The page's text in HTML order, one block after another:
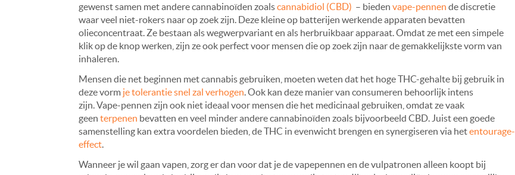
gewenst samen met andere cannabinoïden zoalscannabidiol (CBD) – bieden vape-pennen de discretie
waar veel niet-rokers naar op zoek zijn. Deze kleine op batterijen werkende apparaten bevatten
olieconcentraat. Ze bestaan als wegwerpvariant en als herbruikbaar apparaat. Omdat ze met een simpele
klik op de knop werken, zijn ze ook perfect voor mensen die op zoek zijn naar de gemakkelijkste vorm van
inhaleren.
Mensen die net beginnen met cannabis gebruiken, moeten weten dat het hoge THC-gehalte bij gebruik in
deze vorm je tolerantie snel zal verhogen. Ook kan deze manier van consumeren behoorlijk intens
zijn. Vape-pennen zijn ook niet ideaal voor mensen die het medicinaal gebruiken, omdat ze vaak
geen terpenen bevatten en veel minder andere cannabinoïden zoals bijvoorbeeld CBD. Juist een goede
samenstelling kan extra voordelen bieden, de THC in evenwicht brengen en synergiseren via hetentourage-
effect.
Wanneer je wil gaan vapen, zorg er dan voor dat je de vapepennen en de vulpatronen alleen koopt bij